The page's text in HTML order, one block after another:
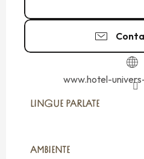
www.hotel-
LINGUE PARLATE
LINGUE PARLATE
AMBIENTE
AMBIENTE